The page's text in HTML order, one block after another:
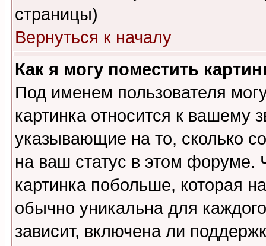
страницы)
Вернуться к началу
Как я могу поместить
Под именем пользователя
картинка относится к вашему
указывающие на то, сколько
на ваш статус в этом форуме.
картинка побольше, которая
обычно уникальна для
зависит, включена ли